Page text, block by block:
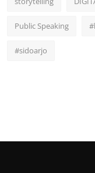
Public Speaking
#sidoarjo